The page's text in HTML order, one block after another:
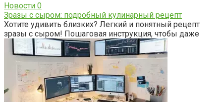
Новости 0
Зразы с сыром: подробный кулинарный рецепт
Хотите удивить близких? Легкий и понятный рецепт
зразы с сыром! Пошаговая инструкция, чтобы даже